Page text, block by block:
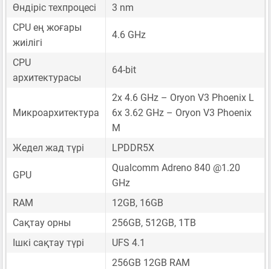
Өндіріс техпроцесі
3 nm
CPU ең жоғары
жиілігі
4.6 GHz
CPU
архитектурасы
64-bit
Микроархитектура
2x 4.6 GHz – Oryon V3 Phoenix L
6x 3.62 GHz – Oryon V3 Phoenix
M
Жедел жад түрі
LPDDR5X
GPU
Qualcomm Adreno 840 @1.20
GHz
RAM
12GB, 16GB
Сақтау орны
256GB, 512GB, 1TB
Ішкі сақтау түрі
UFS 4.1
256GB 12GB RAM